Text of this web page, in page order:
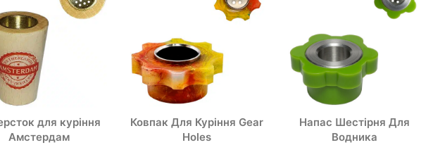
для куріння
Амстердам
Ковпак Для Куріння Gear
Holes
Напас Шестірня Для
Водника